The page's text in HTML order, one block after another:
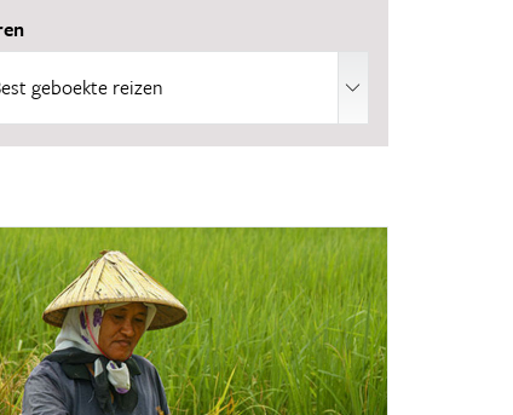
16 reizen
6 reizen
5 reizen
5 reizen
4 reizen
3 reizen
geboekte reizen